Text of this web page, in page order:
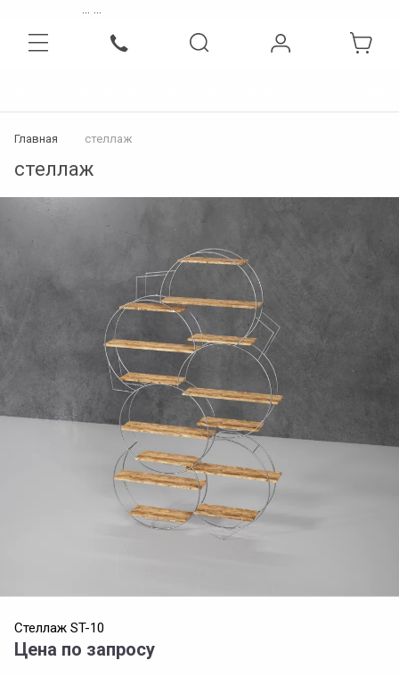
... ...
Главная стеллаж
стеллаж
Стеллаж ST-10
Цена по запросу